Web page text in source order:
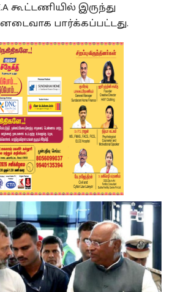
கூட்டணியில் இருந்து
பார்க்கப்பட்டது.